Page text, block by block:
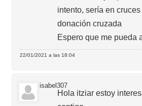
intento, sería en
donación cruzada
Espero que me pueda
22/01/2021 a las 18:04
isabel307
Hola itziar estoy